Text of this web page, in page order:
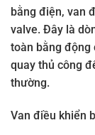
bằng điện, van
valve. Đây là
toàn bằng động
quay thủ công
thường.
Van điều khiển